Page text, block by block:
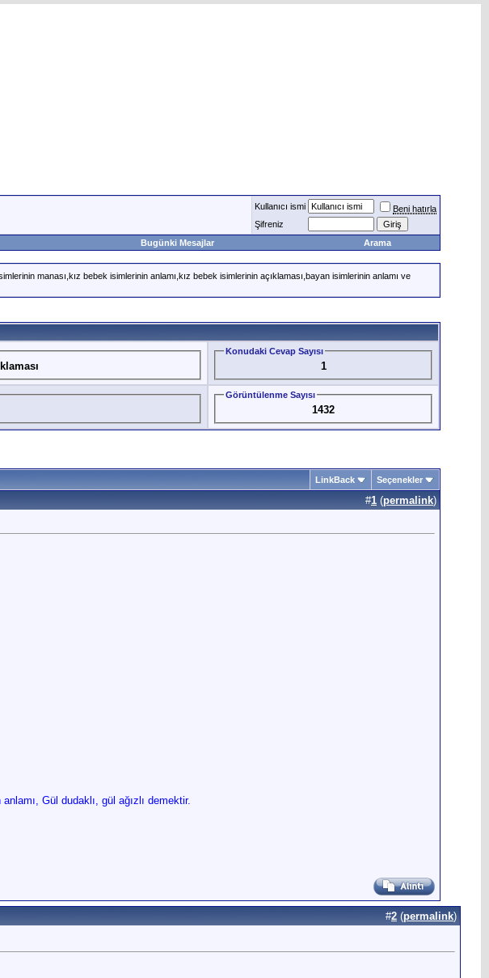
Kullanıcı ismi
Beni hatırla
Şifreniz
Bugünki Mesajlar Arama
manası,kız bebek isimlerinin anlamı,kız bebek isimlerinin açıklaması,bayan isimlerinin anlamı ve
Konudaki Cevap Sayısı
1
Görüntülenme Sayısı
1432
LinkBack Seçenekler
#1 (permalink)
Gül dudaklı, gül ağızlı demektir.
#2 (permalink)